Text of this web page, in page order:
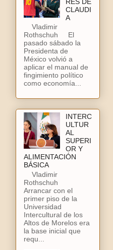
CLAUDI
A
Vladimir
Rothschuh El
pasado sábado la
Presidenta de
México volvió a
aplicar el manual de
fingimiento político
como economía...
INTERC
ULTUR
AL
SUPERI
OR Y
ALIMENTACIÓN
BÁSICA
Vladimir
Rothschuh
Arrancar con el
primer piso de la
Universidad
Intercultural de los
Altos de Morelos era
la base inicial que
requ...